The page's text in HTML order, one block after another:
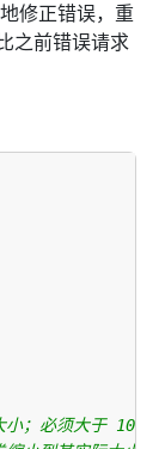
修正错误，重
之前错误请求
；必须大于 10TB